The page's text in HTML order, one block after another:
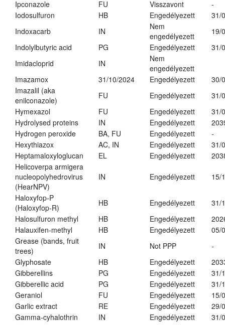
Ipconazole
FU Visszavont
-
Iodosulfuron
HB Engedélyezett
31/
Indoxacarb
IN
Nem
engedélyezett
19/
Indolylbutyric acid
PG Engedélyezett
31/
Imidacloprid
IN
Nem
engedélyezett
Imazamox
31/10/2024 Engedélyezett
30/
Imazalil (aka
enilconazole)
FU Engedélyezett
31/
Hymexazol
FU Engedélyezett
31/
Hydrolysed proteins
IN Engedélyezett
Hydrogen peroxide
BA, FU Engedélyezett
-
Hexythiazox
AC, IN Engedélyezett
31/
Heptamaloxyloglucan
EL Engedélyezett
Helicoverpa armigera
nucleopolyhedrovirus
(HearNPV)
IN Engedélyezett 15/
Haloxyfop-P
(Haloxyfop-R)
HB Engedélyezett
31/
Halosulfuron methyl
HB Engedélyezett
Halauxifen-methyl
HB Engedélyezett
05/
Grease (bands, fruit
trees)
IN Not PPP
-
Glyphosate
HB Engedélyezett
Gibberellins
PG Engedélyezett
31/
Gibberellic acid
PG Engedélyezett
31/
Geraniol
FU Engedélyezett
15/
Garlic extract
RE Engedélyezett
29/
Gamma-cyhalothrin
IN Engedélyezett
31/